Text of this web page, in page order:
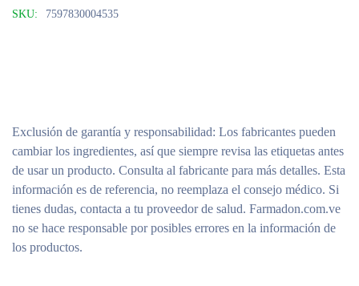
SKU:
7597830004535
Exclusión de garantía y responsabilidad: Los fabricantes pueden
cambiar los ingredientes, así que siempre revisa las etiquetas antes
de usar un producto. Consulta al fabricante para más detalles. Esta
información es de referencia, no reemplaza el consejo médico. Si
tienes dudas, contacta a tu proveedor de salud. Farmadon.com.ve
no se hace responsable por posibles errores en la información de
los productos.